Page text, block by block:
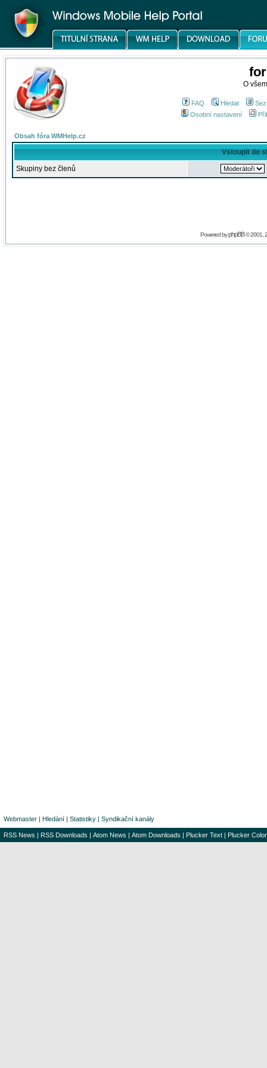
O
FAQ Hledat
Osobní nastavení
Obsah fóra WMHelp.cz
Vstoupit do
Skupiny bez členů
Powered byphpBB© 2001,
Webmaster | Hledání | Statistiky | Syndikační kanály
RSS News | RSS Downloads | Atom News | Atom Downloads | Plucker Text | Plucker Color